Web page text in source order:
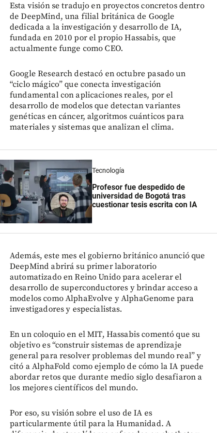
Esta visión se tradujo en proyectos concretos dentro
de DeepMind, una filial británica de Google
dedicada a la investigación y desarrollo de IA,
fundada en 2010 por el propio Hassabis, que
actualmente funge como CEO.
Google Research destacó en octubre pasado un
“ciclo mágico” que conecta investigación
fundamental con aplicaciones reales, por el
desarrollo de modelos que detectan variantes
genéticas en cáncer, algoritmos cuánticos para
materiales y sistemas que analizan el clima.
Tecnología
Profesor fue despedido de
universidad de Bogotá tras
cuestionar tesis escrita con IA
Además, este mes el gobierno británico anunció que
DeepMind abrirá su primer laboratorio
automatizado en Reino Unido para acelerar el
desarrollo de superconductores y brindar acceso a
modelos como AlphaEvolve y AlphaGenome para
investigadores y especialistas.
En un coloquio en el MIT, Hassabis comentó que su
objetivo es “construir sistemas de aprendizaje
general para resolver problemas del mundo real” y
citó a AlphaFold como ejemplo de cómo la IA puede
abordar retos que durante medio siglo desafiaron a
los mejores científicos del mundo.
Por eso, su visión sobre el uso de IA es
particularmente útil para la Humanidad. A